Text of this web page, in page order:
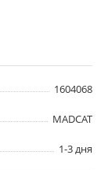
1604068
MADCAT
1-3 дня